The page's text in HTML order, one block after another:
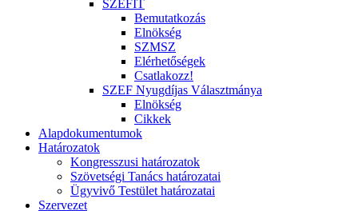
SZEFIT
Bemutatkozás
Elnökség
SZMSZ
Elérhetőségek
Csatlakozz!
SZEF Nyugdíjas Választmánya
Elnökség
Cikkek
Alapdokumentumok
Határozatok
Kongresszusi határozatok
Szövetségi Tanács határozatai
Ügyvivő Testület határozatai
Szervezet